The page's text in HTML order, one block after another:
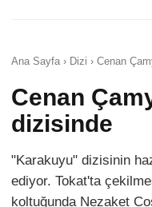
Ana Sayfa › Dizi › Cenan
Cenan
dizisinde
"Karakuyu" dizisinin
ediyor. Tokat'ta
koltuğunda Nezaket